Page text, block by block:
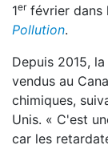
1erfévrier dans
Pollution.
Depuis 2015,
vendus au
chimiques,
Unis. « C'est
car les